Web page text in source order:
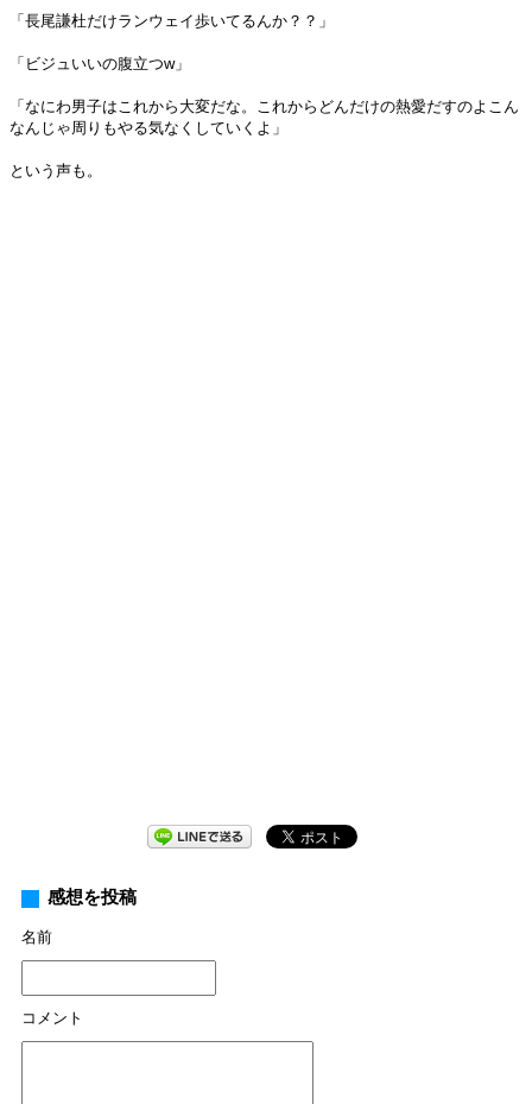
「長尾謙杜だけランウェイ歩いてるんか？？」
「ビジュいいの腹立つw」
「なにわ男子はこれから大変だな。これからどんだけの熱愛だすのよこん
なんじゃ周りもやる気なくしていくよ」
という声も。
感想を投稿
名前
コメント